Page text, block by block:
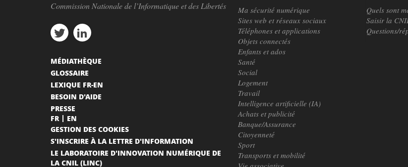
Commission Nationale de l’Informatique et des Libertés
Ma sécurité numérique
Sites web et réseaux sociaux
Téléphones et applications
Objets connectés
Enfants et ados
Santé
Social
Logement
Travail
Intelligence artificielle (IA)
Achats et publicité
Banque/Assurance
Citoyenneté
Sport
Transports et mobilité
Quels sont
Saisir la
Questions/
MÉDIATHÈQUE
GLOSSAIRE
LEXIQUE FR-EN
BESOIN D'AIDE
PRESSE
FR
EN
GESTION DES COOKIES
S'INSCRIRE À LA LETTRE D'INFORMATION
LE LABORATOIRE D'INNOVATION NUMÉRIQUE DE
LA CNIL (LINC)